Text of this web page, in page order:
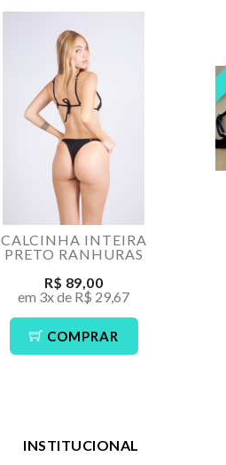
CALCINHA INTEIRA
PRETO RANHURAS
R$ 89,00
em 3x de R$ 29,67
COMPRAR
INSTITUCIONAL